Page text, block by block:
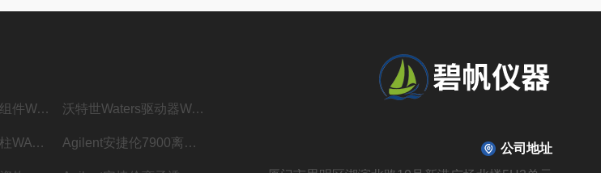
Waters进样密封组件WAT271019密封垫现货 沃特世Waters驱动器WAT270928现货
Waters液相色谱柱WAT045905现货 Agilent安捷伦7900离子透镜G8400-67001现货
公司地址